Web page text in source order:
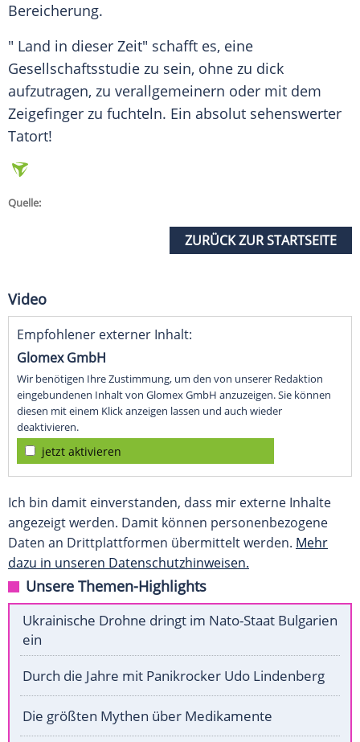
Bereicherung.
" Land in dieser Zeit" schafft es, eine
Gesellschaftsstudie zu sein, ohne zu dick
aufzutragen, zu verallgemeinern oder mit dem
Zeigefinger zu fuchteln. Ein absolut sehenswerter
Tatort!
Quelle:
ZURÜCK ZUR STARTSEITE
Video
Empfohlener externer Inhalt:
Glomex GmbH
Wir benötigen Ihre Zustimmung, um den von unserer Redaktion
eingebundenen Inhalt von Glomex GmbH anzuzeigen. Sie können
diesen mit einem Klick anzeigen lassen und auch wieder
deaktivieren.
jetzt aktivieren
Ich bin damit einverstanden, dass mir externe Inhalte
angezeigt werden. Damit können personenbezogene
Daten an Drittplattformen übermittelt werden. Mehr
dazu in unseren Datenschutzhinweisen.
Unsere Themen-Highlights
Ukrainische Drohne dringt im Nato-Staat Bulgarien
ein
Durch die Jahre mit Panikrocker Udo Lindenberg
Die größten Mythen über Medikamente